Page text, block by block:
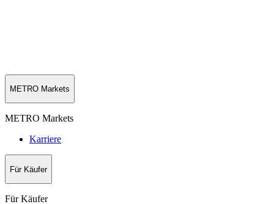
METRO Markets
METRO Markets
Karriere
Für Käufer
Für Käufer